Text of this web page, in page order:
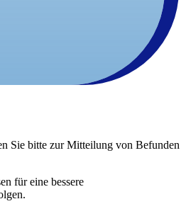
Sie bitte zur Mitteilung von Befunden
für eine bessere